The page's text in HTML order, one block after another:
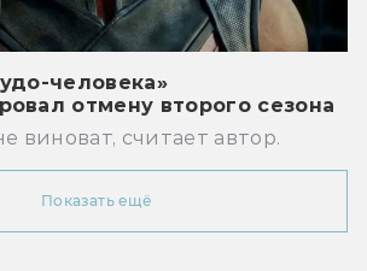
человека»
отмену второго сезона
виноват, считает автор.
Показать ещё